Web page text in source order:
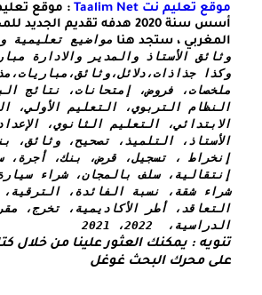
موقع تعليم نت Taalim Net
: موقع
أسس سنة 2020 هدفه تقديم
المغربي ، ستجد هنا
وكذا
الدراسية،  2022، 2021
على محرك البحث غوغل